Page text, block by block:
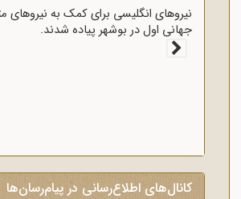
قرارداد 1919 که عملاً ایران را
به وسیله وثوق‌الدوله با انگلیسی‌ها امضا
کانال‌های اطلاع‌رسانی در پیام‌رسان‌ها